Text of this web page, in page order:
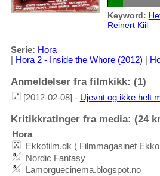
Keyword:
Reinert Kiil
Serie: Hora
| Hora 2 - Inside the Whore (2012) |
Anmeldelser fra filmkikk: (1)
[2012-02-08] - Ujevnt og ikke helt
Kritikkratinger fra media: (24
Hora
Ekkofilm.dk ( Filmmagasinet
Nordic Fantasy
Lamorguecinema.blogspot.no